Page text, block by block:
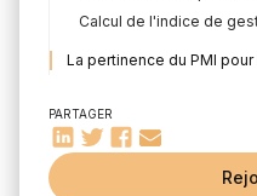
Calcul de l'indice de
La pertinence du PMI
Influence du PMI sur les
Interprétation de l’indice
Implications d’un indice
PARTAGER
du secteur manufacturier
importantes sur les
futures, et est souvent